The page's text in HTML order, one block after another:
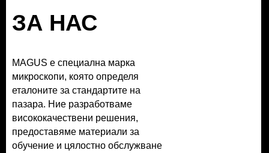
ЗА НАС
MAGUS е специална марка
микроскопи, която определя
еталоните за стандартите на
пазара. Ние разработваме
висококачествени решения,
предоставяме материали за
обучение и цялостно обслужване